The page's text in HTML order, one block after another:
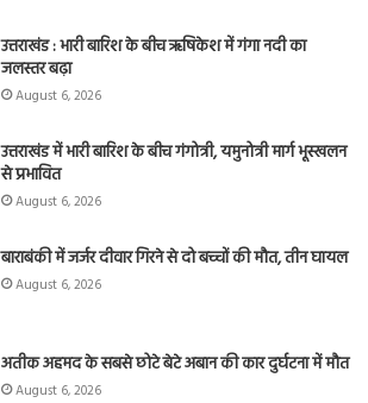
उत्तराखंड : भारी बारिश के बीच ऋषिकेश में गंगा नदी का
जलस्तर बढ़ा
August 6, 2026
उत्तराखंड में भारी बारिश के बीच गंगोत्री, यमुनोत्री मार्ग भूस्खलन
से प्रभावित
August 6, 2026
बाराबंकी में जर्जर दीवार गिरने से दो बच्चों की मौत, तीन घायल
August 6, 2026
अतीक अहमद के सबसे छोटे बेटे अबान की कार दुर्घटना में मौत
August 6, 2026